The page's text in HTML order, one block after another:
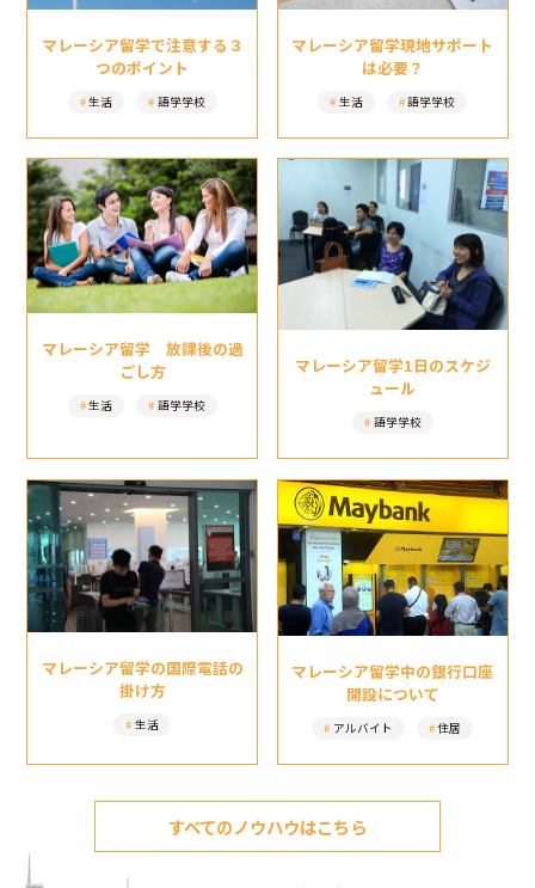
マレーシア留学で注意する３
つのポイント
生活 語学学校
マレーシア留学現地サポート
は必要？
生活 語学学校
マレーシア留学 放課後の過
ごし方
生活 語学学校
マレーシア留学1日のスケジ
ュール
語学学校
マレーシア留学の国際電話の
掛け方
生活
マレーシア留学中の銀行口座
開設について
アルバイト 住居
すべてのノウハウはこちら